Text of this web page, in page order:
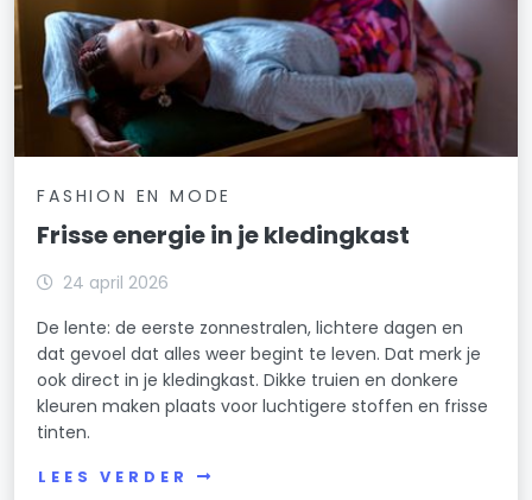
FASHION EN MODE
Frisse energie in je kledingkast
24 april 2026
De lente: de eerste zonnestralen, lichtere dagen en
dat gevoel dat alles weer begint te leven. Dat merk je
ook direct in je kledingkast. Dikke truien en donkere
kleuren maken plaats voor luchtigere stoffen en frisse
tinten.
LEES VERDER